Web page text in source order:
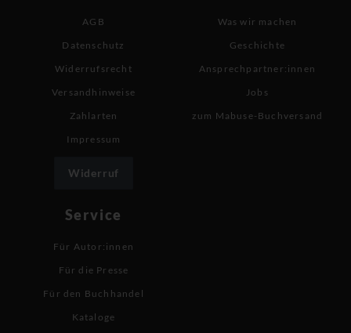
AGB
Datenschutz
Widerrufsrecht
Versandhinweise
Zahlarten
Impressum
Widerruf
Was wir machen
Geschichte
Ansprechpartner:innen
Jobs
zum Mabuse-Buchversand
Service
Für Autor:innen
Für die Presse
Für den Buchhandel
Kataloge